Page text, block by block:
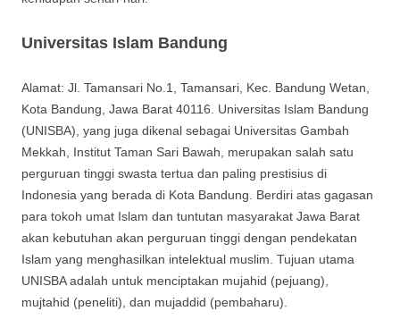
Universitas Islam Bandung
Alamat: Jl. Tamansari No.1, Tamansari, Kec. Bandung Wetan,
Kota Bandung, Jawa Barat 40116. Universitas Islam Bandung
(UNISBA), yang juga dikenal sebagai Universitas Gambah
Mekkah, Institut Taman Sari Bawah, merupakan salah satu
perguruan tinggi swasta tertua dan paling prestisius di
Indonesia yang berada di Kota Bandung. Berdiri atas gagasan
para tokoh umat Islam dan tuntutan masyarakat Jawa Barat
akan kebutuhan akan perguruan tinggi dengan pendekatan
Islam yang menghasilkan intelektual muslim. Tujuan utama
UNISBA adalah untuk menciptakan mujahid (pejuang),
mujtahid (peneliti), dan mujaddid (pembaharu).